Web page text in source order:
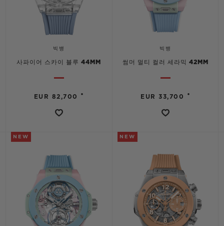
빅뱅
사파이어 스카이 블루 44MM
EUR 82,700 •
빅뱅
썸머 멀티 컬러 세라믹 42MM
EUR 33,700 •
NEW NEW
휴블로티스타 및 연장 보증
예상 배송일
연락처